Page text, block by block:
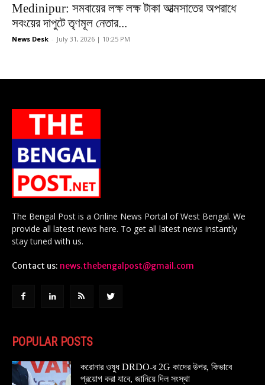
Medinipur: সমবায়ের লক্ষ লক্ষ টাকা আত্মসাতের অপরাধে
সবংয়ের দাপুটে তৃণমূল নেতার...
News Desk - July 31, 2026 | 10:25 PM
The Bengal Post is a Online News Portal of West Bengal. We
provide all latest news here. To get all latest news instantly
stay tuned with us.
Contact us: news.thebengalpost@gmail.com
POPULAR POSTS
করোনার ওষুধ DRDO-র 2G কাদের উপর, কিভাবে
প্রয়োগ করা যাবে, জানিয়ে দিল সংস্থা